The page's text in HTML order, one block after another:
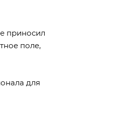
приносил
поле,
для